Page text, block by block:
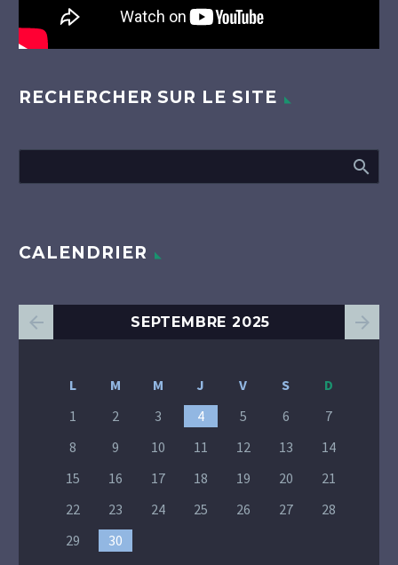
RECHERCHER SUR LE SITE
CALENDRIER
SEPTEMBRE 2025
L M M J V S
D
1
2 3 4 5 6
7
8
9 10 11 12 13
14
15
16 17 18 19 20
21
22
23 24 25 26 27
28
29
30